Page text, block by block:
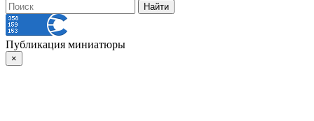
Публикация миниатюры
×